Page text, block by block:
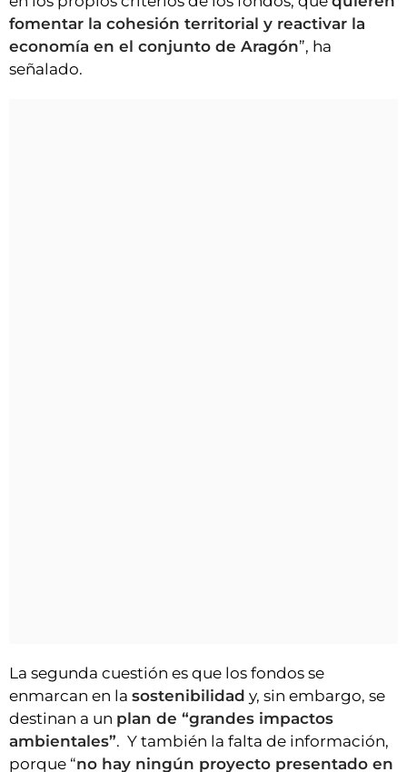
fomentar la cohesión territorial y reactivar la
economía en el conjunto de Aragón”, ha
señalado.
La segunda cuestión es que los fondos se
enmarcan en la sostenibilidad y, sin embargo, se
destinan a un plan de “grandes impactos
ambientales”. Y también la falta de información,
porque “no hay ningún proyecto presentado en